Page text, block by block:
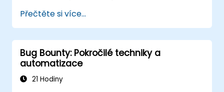
Přečtěte si více...
Bug Bounty: Pokročilé techniky a
automatizace
21 Hodiny